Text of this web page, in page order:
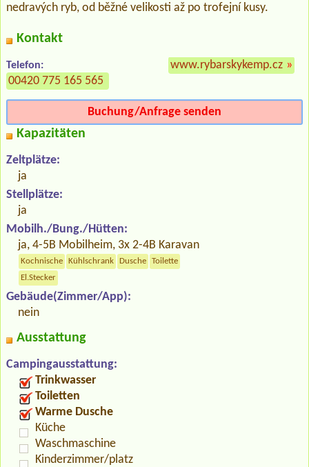
nedravých ryb, od běžné velikosti až po trofejní kusy.
Kontakt
Telefon:
00420 775 165 565
www.rybarskykemp.cz »
Buchung/Anfrage senden
Kapazitäten
Zeltplätze:
ja
Stellplätze:
ja
Mobilh./Bung./Hütten:
ja, 4-5B Mobilheim, 3x 2-4B Karavan
Kochnische Kühlschrank Dusche
Toilette
El.Stecker
Gebäude(Zimmer/App):
nein
Ausstattung
Campingausstattung:
Trinkwasser
Toiletten
Warme Dusche
Küche
Waschmaschine
Kinderzimmer/platz